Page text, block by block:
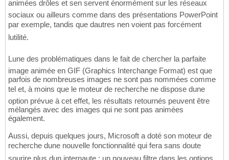
animées drôles et sen servent énormément sur les réseaux
sociaux ou ailleurs comme dans des présentations PowerPoint
par exemple, tandis que dautres nen voient pas forcément
lutilité.
Lune des problématiques dans le fait de chercher la parfaite
image animée en GIF (Graphics Interchange Format) est que
parfois de nombreuses images ne sont pas nommées comme
tel et, à moins que le moteur de recherche ne dispose dune
option prévue à cet effet, les résultats retournés peuvent être
mélangés avec des images qui ne sont pas animées
également.
Aussi, depuis quelques jours, Microsoft a doté son moteur de
recherche dune nouvelle fonctionnalité qui fera sans doute